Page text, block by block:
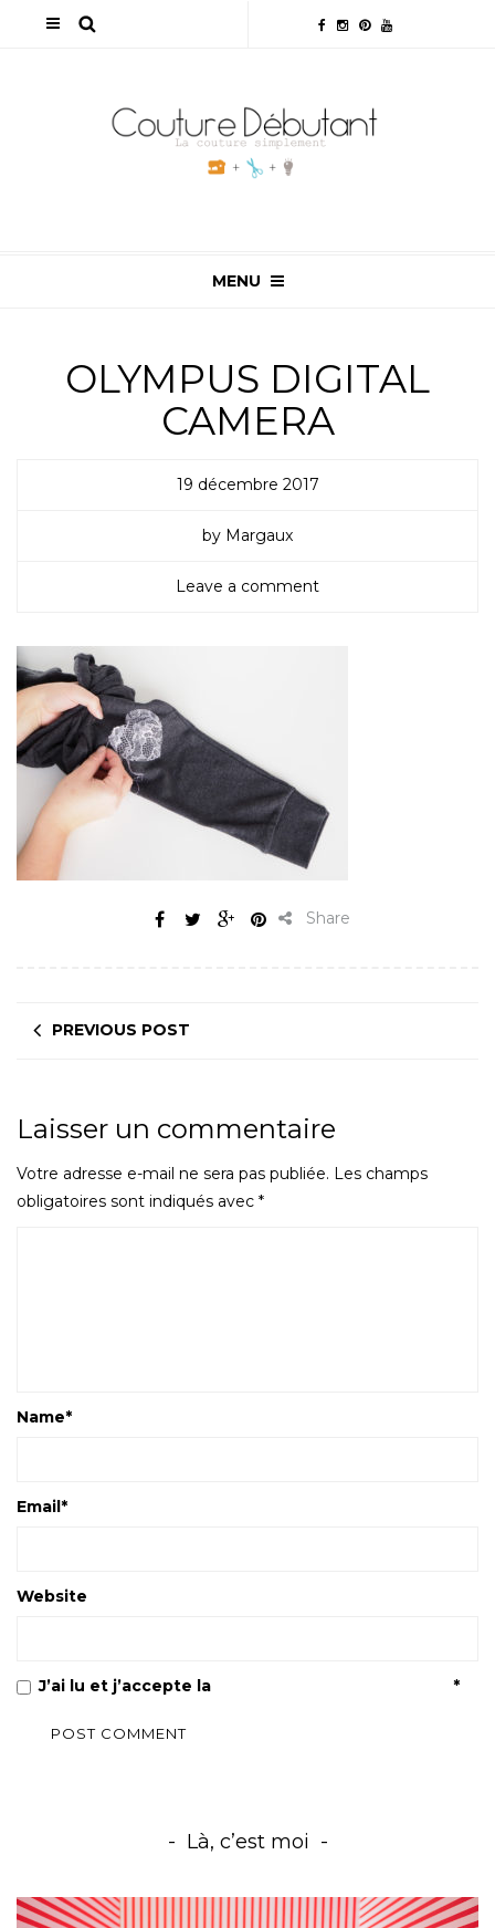
MENU
OLYMPUS DIGITAL
CAMERA
19 décembre 2017
by Margaux
Leave a comment
Share
PREVIOUS POST
Laisser un commentaire
Votre adresse e-mail ne sera pas publiée. Les champs
obligatoires sont indiqués avec *
Name*
Email*
Website
J’ai lu et j’accepte la *
Là, c’est moi